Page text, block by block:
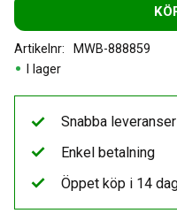
I lager
Artikelnr MWB-888859
Snabba leveranser
Enkel betalning
Öppet köp i 14